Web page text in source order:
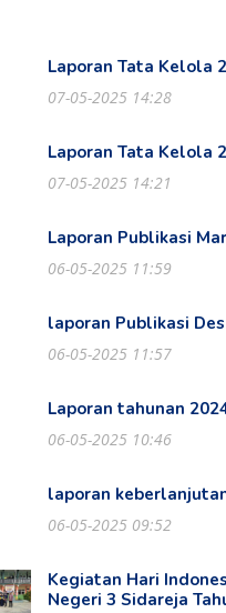
Laporan Tata Kelola
07-05-2025 14:28
Laporan Tata Kelola
07-05-2025 14:21
Laporan Publikasi
06-05-2025 11:59
laporan Publikasi
06-05-2025 11:57
Laporan tahunan
06-05-2025 10:46
laporan
06-05-2025 09:52
Kegiatan Hari
Negeri 3 Sidareja